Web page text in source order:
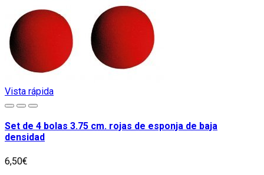
Vista rápida
Set de 4 bolas 3.75 cm. rojas de esponja de baja
densidad
6,50€